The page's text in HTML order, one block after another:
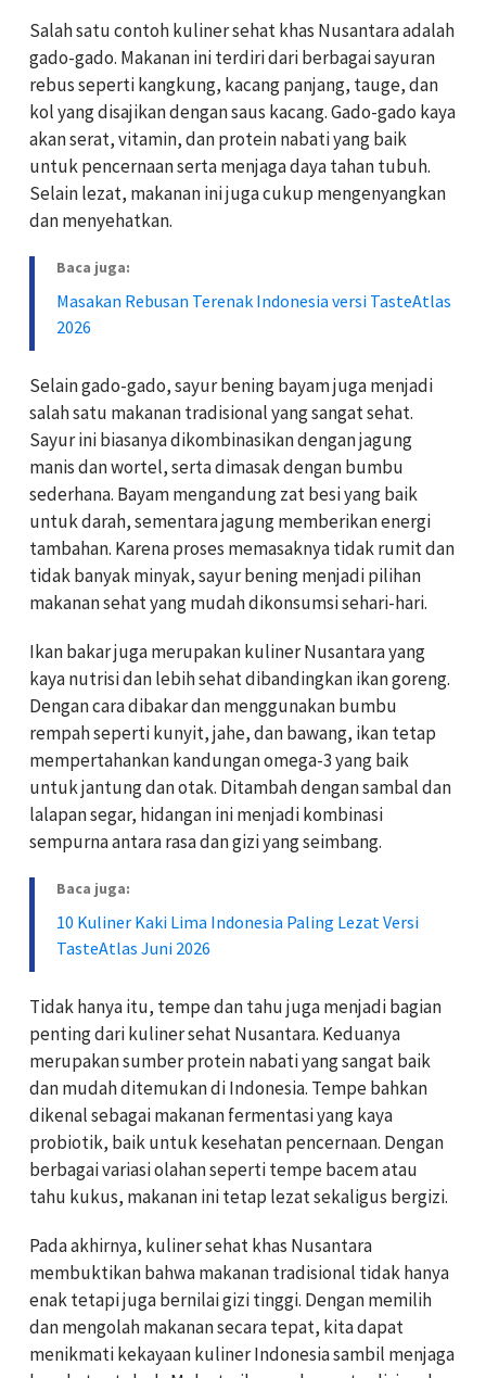
Salah satu contoh kuliner sehat khas Nusantara adalah
gado-gado. Makanan ini terdiri dari berbagai sayuran
rebus seperti kangkung, kacang panjang, tauge, dan
kol yang disajikan dengan saus kacang. Gado-gado kaya
akan serat, vitamin, dan protein nabati yang baik
untuk pencernaan serta menjaga daya tahan tubuh.
Selain lezat, makanan ini juga cukup mengenyangkan
dan menyehatkan.
Baca juga:
Masakan Rebusan Terenak Indonesia versi TasteAtlas
2026
Selain gado-gado, sayur bening bayam juga menjadi
salah satu makanan tradisional yang sangat sehat.
Sayur ini biasanya dikombinasikan dengan jagung
manis dan wortel, serta dimasak dengan bumbu
sederhana. Bayam mengandung zat besi yang baik
untuk darah, sementara jagung memberikan energi
tambahan. Karena proses memasaknya tidak rumit dan
tidak banyak minyak, sayur bening menjadi pilihan
makanan sehat yang mudah dikonsumsi sehari-hari.
Ikan bakar juga merupakan kuliner Nusantara yang
kaya nutrisi dan lebih sehat dibandingkan ikan goreng.
Dengan cara dibakar dan menggunakan bumbu
rempah seperti kunyit, jahe, dan bawang, ikan tetap
mempertahankan kandungan omega-3 yang baik
untuk jantung dan otak. Ditambah dengan sambal dan
lalapan segar, hidangan ini menjadi kombinasi
sempurna antara rasa dan gizi yang seimbang.
Baca juga:
10 Kuliner Kaki Lima Indonesia Paling Lezat Versi
TasteAtlas Juni 2026
Tidak hanya itu, tempe dan tahu juga menjadi bagian
penting dari kuliner sehat Nusantara. Keduanya
merupakan sumber protein nabati yang sangat baik
dan mudah ditemukan di Indonesia. Tempe bahkan
dikenal sebagai makanan fermentasi yang kaya
probiotik, baik untuk kesehatan pencernaan. Dengan
berbagai variasi olahan seperti tempe bacem atau
tahu kukus, makanan ini tetap lezat sekaligus bergizi.
Pada akhirnya, kuliner sehat khas Nusantara
membuktikan bahwa makanan tradisional tidak hanya
enak tetapi juga bernilai gizi tinggi. Dengan memilih
dan mengolah makanan secara tepat, kita dapat
menikmati kekayaan kuliner Indonesia sambil menjaga